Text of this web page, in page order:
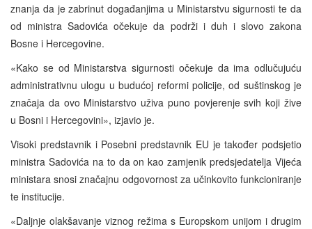
znanja da je zabrinut događanjima u Ministarstvu sigurnosti te da
od ministra Sadovića očekuje da podrži i duh i slovo zakona
Bosne i Hercegovine.
«Kako se od Ministarstva sigurnosti očekuje da ima odlučujuću
administrativnu ulogu u budućoj reformi policije, od suštinskog je
značaja da ovo Ministarstvo uživa puno povjerenje svih koji žive
u Bosni i Hercegovini», izjavio je.
Visoki predstavnik i Posebni predstavnik EU je također podsjetio
ministra Sadovića na to da on kao zamjenik predsjedatelja Vijeća
ministara snosi značajnu odgovornost za učinkovito funkcioniranje
te institucije.
«Daljnje olakšavanje viznog režima s Europskom unijom i drugim